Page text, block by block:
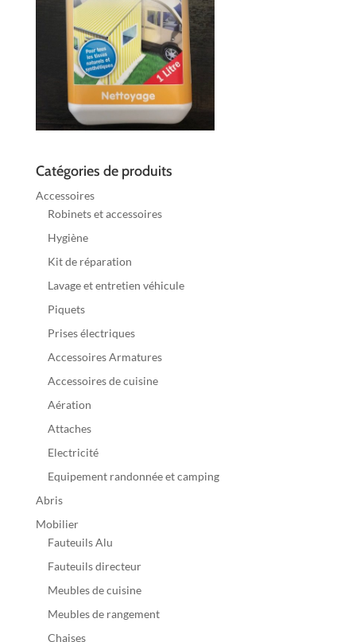
Catégories de produits
Accessoires
Robinets et accessoires
Hygiène
Kit de réparation
Lavage et entretien véhicule
Piquets
Prises électriques
Accessoires Armatures
Accessoires de cuisine
Aération
Attaches
Electricité
Equipement randonnée et camping
Abris
Mobilier
Fauteuils Alu
Fauteuils directeur
Meubles de cuisine
Meubles de rangement
Chaises